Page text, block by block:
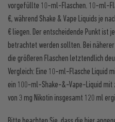
vorgefüllte 10-ml-Flaschen. 10-ml-
€, während Shake & Vape Liquids je
€ liegen. Der entscheidende Punkt ist
betrachtet werden sollten. Bei
die größeren Flaschen letztendlich
Vergleich: Eine 10-ml-Flasche Liquid
ein 100-ml-Shake-&-Vape-Liquid mit
von 3 mg Nikotin insgesamt 120 ml